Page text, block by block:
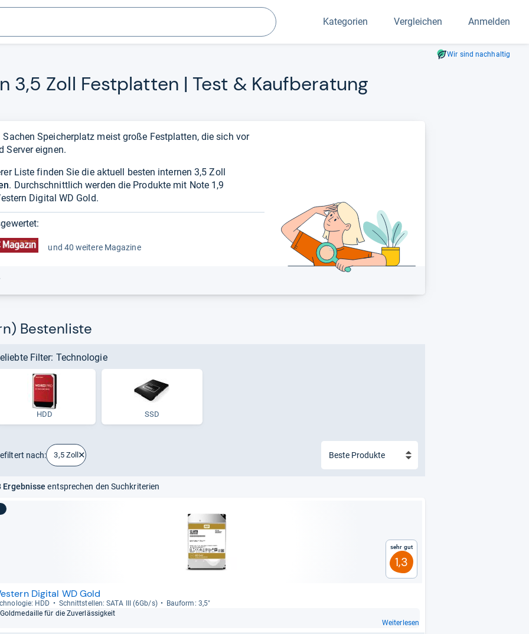
Suchen Kategorien Vergleichen Anmelden
Wir sind nachhaltig
3,5 Zoll Fest­plat­ten | Test & Kauf­be­ra­tung
Speicherplatz meist große Festplatten, die sich vor
Server eignen.
Liste finden Sie die aktuell besten internen 3,5 Zoll
. Durchschnittlich werden die Produkte mit Note 1,9
Digital WD Gold.
und 40 weitere Magazine
Bestenliste
Filter: Technologie
HDD SSD
nach: 3,5 Zoll
Ergebnisse entsprechen den Suchkriterien
Sehr gut
1,3
Digital WD Gold
HDD Schnitt­stel­len: SATA III (6Gb/s)
Bau­form: 3,5"
Gold­me­daille für die Zuver­läs­sig­keit
Weiterlesen